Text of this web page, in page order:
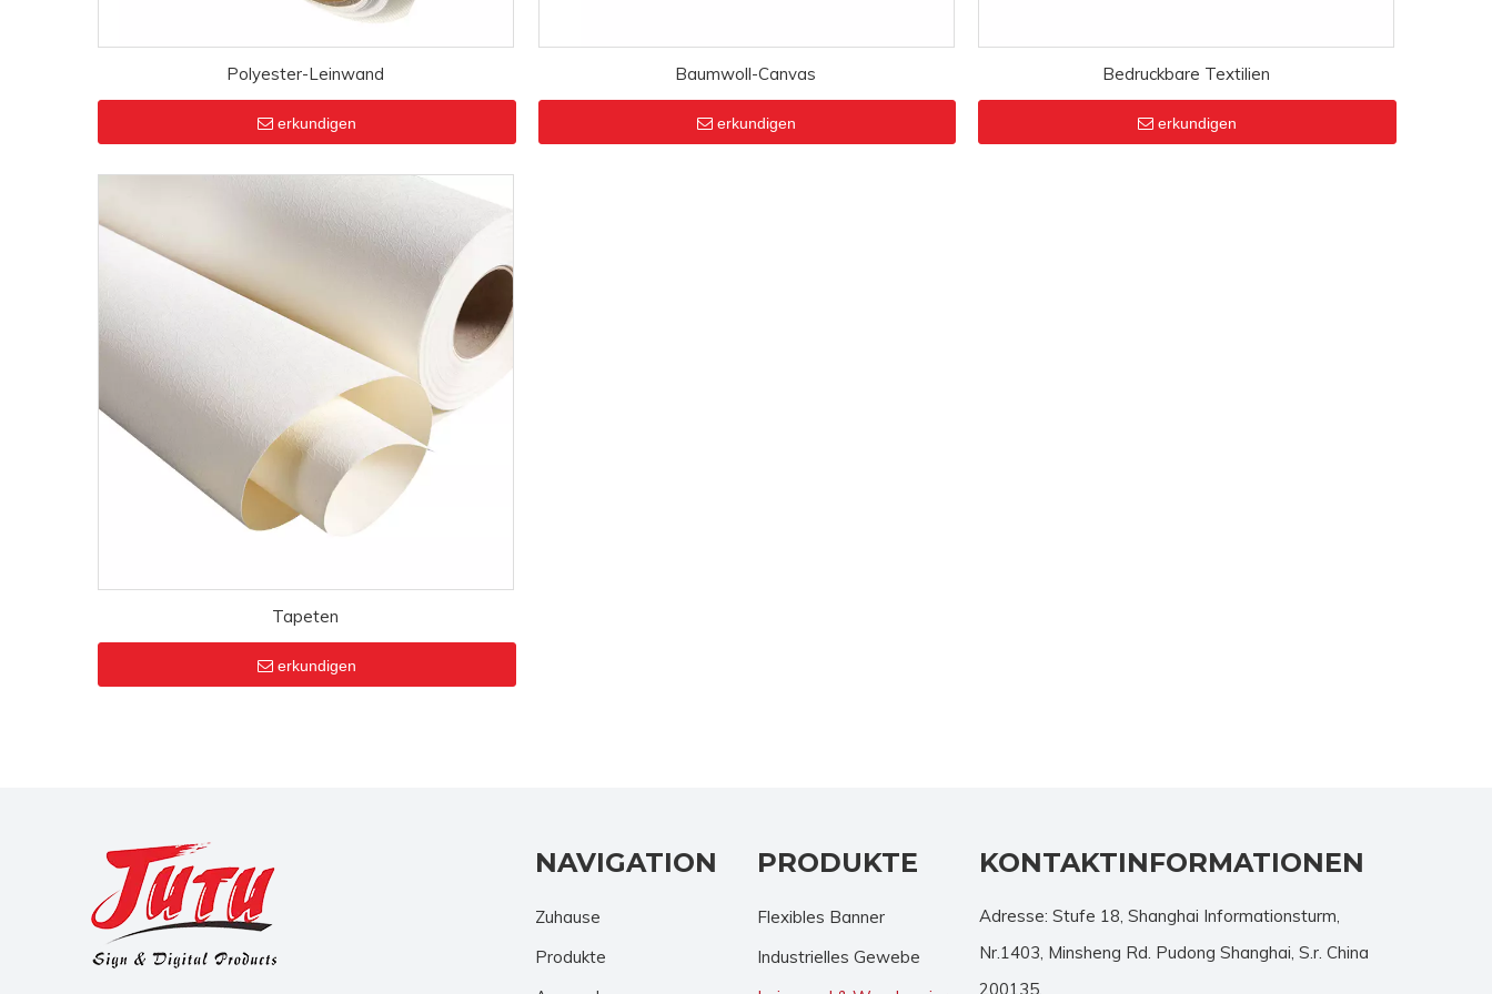
Polyester-Leinwand
erkundigen
Baumwoll-Canvas
erkundigen
Bedruckbare Textilien
erkundigen
Tapeten
erkundigen
NAVIGATION
Zuhause
Produkte
PRODUKTE
Flexibles Banner
Industrielles Gewebe
KONTAKTINFORMATIONEN
Adresse: Stufe 18, Shanghai Informationsturm,
Nr.1403, Minsheng Rd. Pudong Shanghai, S.r. China
200135.